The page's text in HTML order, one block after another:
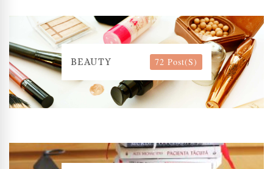
BEAUTY 72 Post(s)